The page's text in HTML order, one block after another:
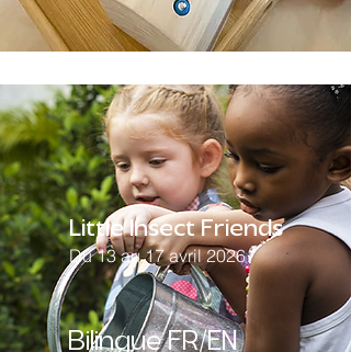
Little Insect Friends
Du 13 au 17 avril 2026
Bilingue FR/EN